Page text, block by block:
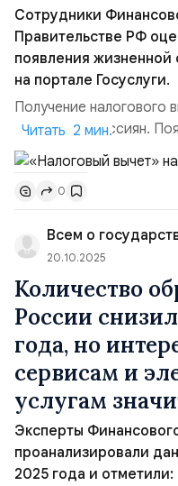
Сотрудники
Правительстве РФ
появления жизненной
на портале Госуслуги.
Получение налогового
для многих россиян.
налоговый вычет
облагаемых налогом
гражданам
ими налогов в случае
и целей расходов.
на пор...
Читать 2 мин.
0
20.10.2025
Количество
России
года, но
сервисам и
услугам
Эксперты
проанализировали
2025 года и